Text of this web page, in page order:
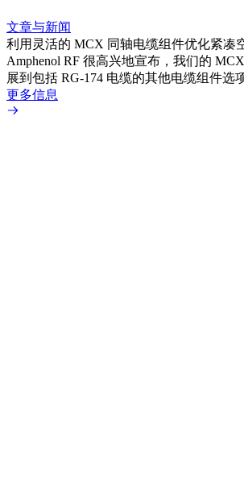
文章与新闻
利用灵活的 MCX 同轴电缆组件优化紧凑
Amphenol RF 很高兴地宣布，我们的
展到包括 RG-174 电缆的其他电缆组件选
更多信息